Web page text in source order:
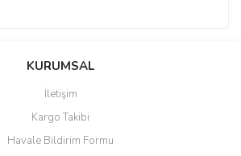
KURUMSAL
İletişim
Kargo Takibi
Havale Bildirim Formu